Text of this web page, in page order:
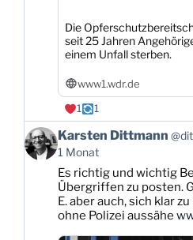
Die
seit 25 Jahren
einem Unfall sterben.
www1.wdr.de
1
1
Beitrag
von
Karsten
Dittmann
Bluesky
ansehen
Karsten Dittmann
1 Monat
Es richtig und wichtig
Übergriffen zu posten.
E. aber auch, sich klar
ohne Polizei aussähe